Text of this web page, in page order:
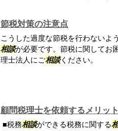
節税対策の注意点
こうした過度な節税を行わないよ
相談が必要です。節税に関してお
理士法人にご相談ください。
顧問税理士を依頼するメリット
■税務相談ができる税務に関する